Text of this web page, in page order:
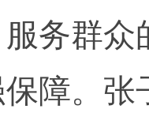
务群
障。